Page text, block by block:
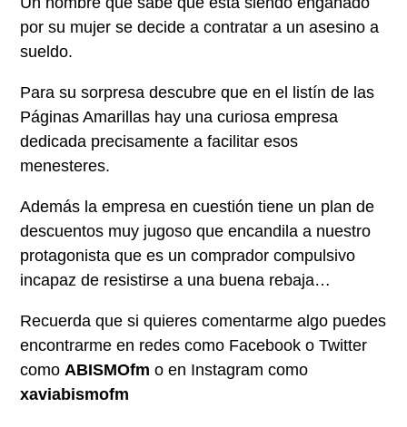
por su mujer se decide a contratar a un asesino a
sueldo.
Para su sorpresa descubre que en el listín de las
Páginas Amarillas hay una curiosa empresa
dedicada precisamente a facilitar esos
menesteres.
Además la empresa en cuestión tiene un plan de
descuentos muy jugoso que encandila a nuestro
protagonista que es un comprador compulsivo
incapaz de resistirse a una buena rebaja…
Recuerda que si quieres comentarme algo puedes
encontrarme en redes como Facebook o Twitter
comoABISMOfm o en Instagram como
xaviabismofm